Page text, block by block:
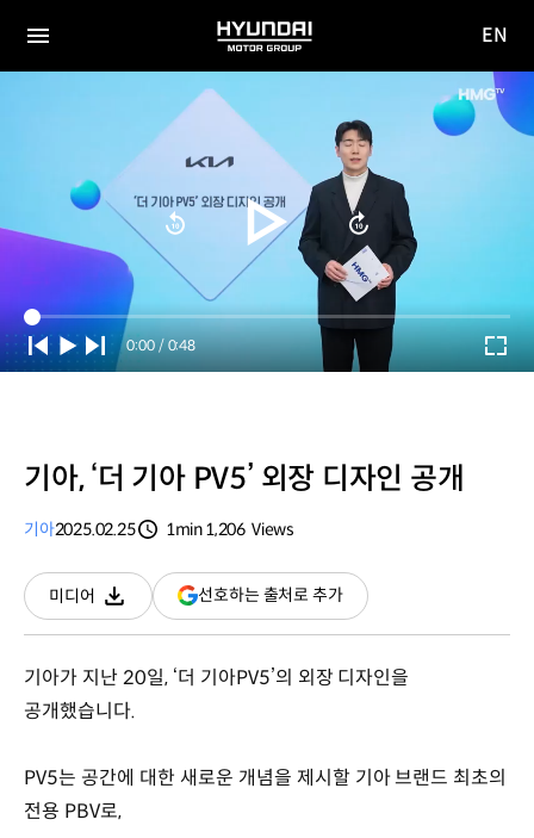
전체
HYUNDAI
MOTOR
GROUP
사이
이동
EN
Current
Time
0:00 / Duration
0:48
기아, ‘더 기아 PV5’ 외장 디자인 공개
기아2025.02.25
1min1,206 Views
미디어
다운로드
선호하는 출처로 추가(새
창
기아가 지난 20일, ‘더 기아PV5’의 외장 디자인을
공개했습니다.
PV5는 공간에 대한 새로운 개념을 제시할 기아 브랜드 최초의
전용 PBV로,